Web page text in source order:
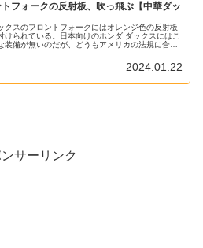
トフォークの反射板、吹っ飛ぶ【中華ダッ
クスのフロントフォークにはオレンジ色の反射板
けられている。日本向けのホンダ ダックスにはこ
装備が無いのだが、どうもアメリカの法規に合わ
2024.01.22
サーリンク